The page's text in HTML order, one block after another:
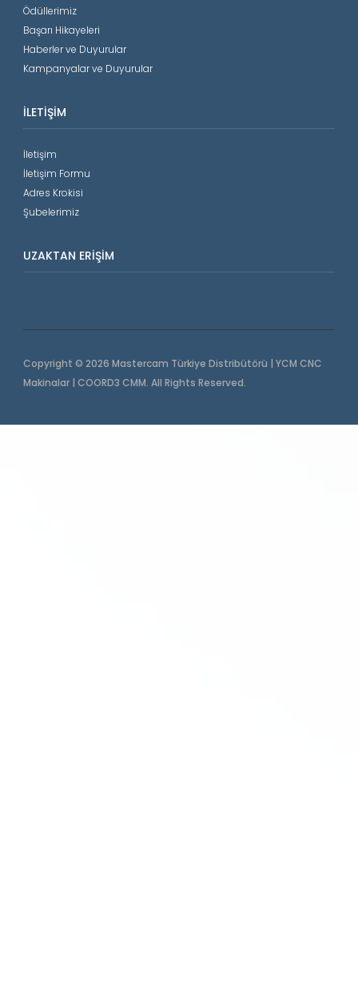
Ödüllerimiz
Başarı Hikayeleri
Haberler ve Duyurular
Kampanyalar ve Duyurular
İLETIŞIM
İletişim
İletişim Formu
Adres Krokisi
Şubelerimiz
UZAKTAN ERIŞIM
Copyright © 2026 Mastercam Türkiye Distribütörü | YCM CNC
Makinalar | COORD3 CMM. All Rights Reserved.